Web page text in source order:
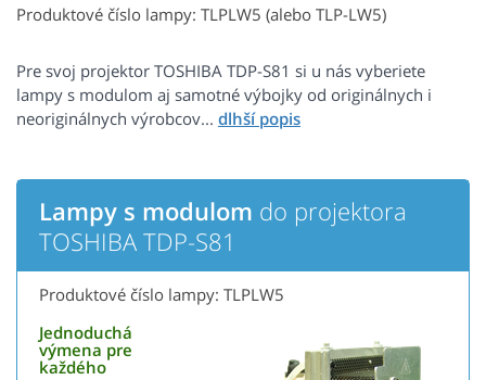
Produktové číslo lampy: TLPLW5 (alebo TLP-LW5)
Pre svoj projektor TOSHIBA TDP-S81 si u nás vyberiete
lampy s modulom aj samotné výbojky od originálnych i
neoriginálnych výrobcov...
Lampy s modulom do projektora
TOSHIBA TDP-S81
Produktové číslo lampy: TLPLW5
Jednoduchá
výmena pre
každého